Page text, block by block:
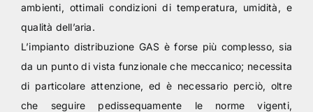
ambienti, ottimali condizioni di temperatura, umidità, e
qualità dell’aria.
L’impianto distribuzione GAS è forse più complesso, sia
da un punto di vista funzionale che meccanico; necessita
di particolare attenzione, ed è necessario perciò, oltre
che seguire pedissequamente le norme vigenti,